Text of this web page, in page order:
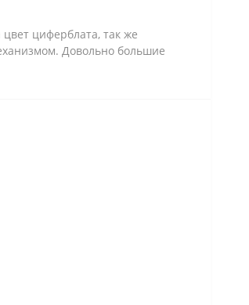
циферблата, так же
Довольно большие